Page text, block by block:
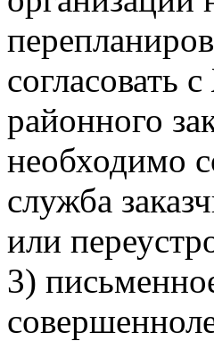
районного
необходимо
служба
или
3)